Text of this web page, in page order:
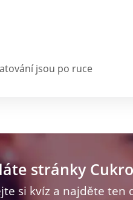
jsou po ruce
stránky
si kvíz a najděte ten